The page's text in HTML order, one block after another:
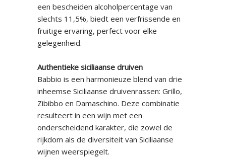
een bescheiden alcoholpercentage van
slechts 11,5%, biedt een verfrissende en
fruitige ervaring, perfect voor elke
gelegenheid.
Authentieke siciliaanse druiven
Babbio is een harmonieuze blend van drie
inheemse Siciliaanse druivenrassen: Grillo,
Zibibbo en Damaschino. Deze combinatie
resulteert in een wijn met een
onderscheidend karakter, die zowel de
rijkdom als de diversiteit van Siciliaanse
wijnen weerspiegelt.